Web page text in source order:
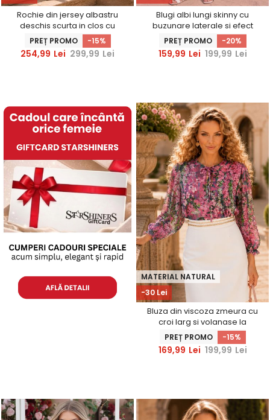
Rochie din jersey albastru
deschis scurta in clos cu
accesoriu tip curea -
StarShinerS
PREȚ PROMO -15%
254,99 Lei 299,99 Lei
Blugi albi lungi skinny cu
buzunare laterale si efect
Push Up
PREȚ PROMO -20%
159,99 Lei 199,99 Lei
-30 Lei
MATERIAL NATURAL
Bluza din viscoza zmeura cu
croi larg si volanase la
maneca - StarShinerS
PREȚ PROMO -15%
169,99 Lei 199,99 Lei